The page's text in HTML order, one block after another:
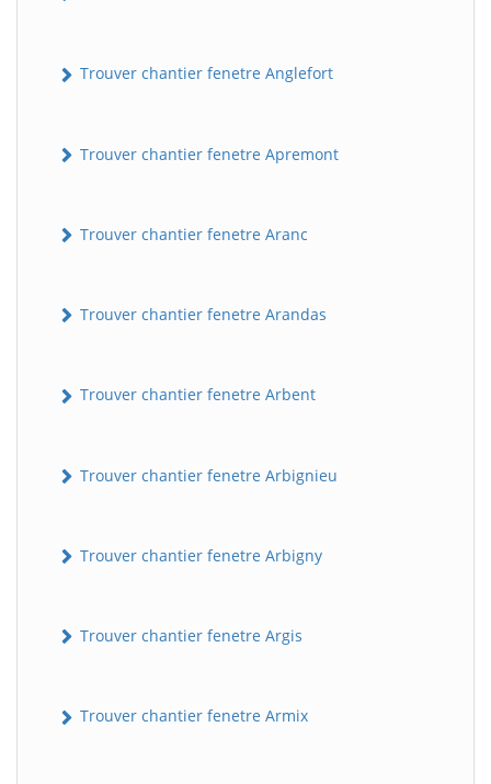
Trouver chantier fenetre Anglefort
Trouver chantier fenetre Apremont
Trouver chantier fenetre Aranc
Trouver chantier fenetre Arandas
Trouver chantier fenetre Arbent
Trouver chantier fenetre Arbignieu
Trouver chantier fenetre Arbigny
Trouver chantier fenetre Argis
Trouver chantier fenetre Armix